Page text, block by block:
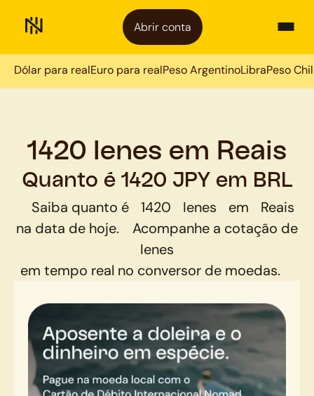
Abrir conta
Dólar para realEuro para realPeso ArgentinoLibraPeso
1420 Ienes em Reais
Quanto é 1420 JPY em BRL
Saiba quanto é 1420 Ienes em
Reais
na data de hoje.
Acompanhe a cotação de
Ienes
em tempo real no conversor de moedas.